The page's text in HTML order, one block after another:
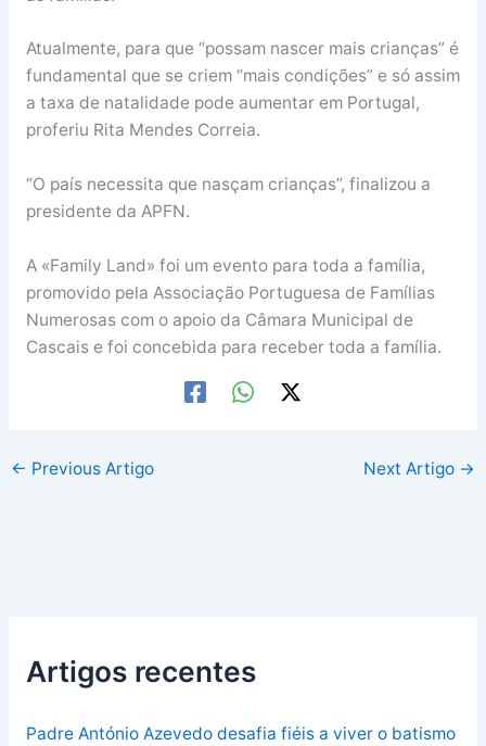
Atualmente, para que “possam nascer mais crianças” é
fundamental que se criem “mais condições” e só assim
a taxa de natalidade pode aumentar em Portugal,
proferiu Rita Mendes Correia.
“O país necessita que nasçam crianças”, finalizou a
presidente da APFN.
A «Family Land» foi um evento para toda a família,
promovido pela Associação Portuguesa de Famílias
Numerosas com o apoio da Câmara Municipal de
Cascais e foi concebida para receber toda a família.
← Previous Artigo Next Artigo →
Artigos recentes
Padre António Azevedo desafia fiéis a viver o batismo